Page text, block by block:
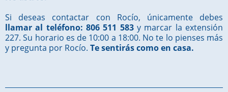
Si deseas contactar con Rocío, únicamente debes
llamar al teléfono: 806 511 583y marcar la extensión
227. Su horario es de 10:00 a 18:00. No te lo pienses más
y pregunta por Rocío. Te sentirás como en casa.